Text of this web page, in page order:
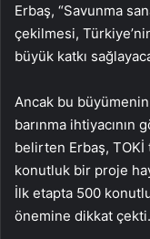
Erbaş, “Savunma
çekilmesi,
büyük katkı
Ancak bu
barınma ihtiyacının
belirten Erbaş, TOKİ
konutluk bir proje
İlk etapta 500
önemine dikkat çekti.